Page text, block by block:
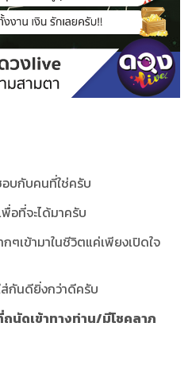
บกับคนที่ใช่ครับ
อที่จะได้มาครับ
เข้ามาในชีวิตแค่เพียงเปิดใจ
กันดียิ่งกว่าดีครับ
นัดเข้าทางท่าน/มีโชคลาภ